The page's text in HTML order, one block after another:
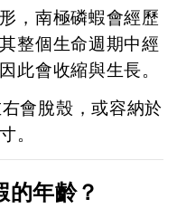
，南極磷蝦會經歷
整個生命週期中經
此會收縮與生長。
會脫殼，或容納於
。
年齡？